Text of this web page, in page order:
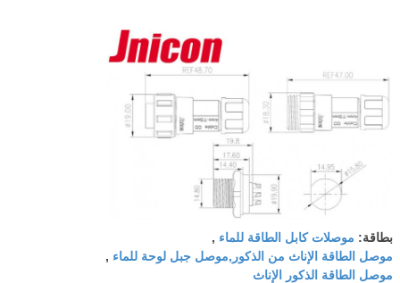
بطاقة: موصلات كابل الطاقة للماء ,
موصل الطاقة الإناث من الذكور,موصل جبل لوحة للماء ,
موصل الطاقة الذكور الإناث